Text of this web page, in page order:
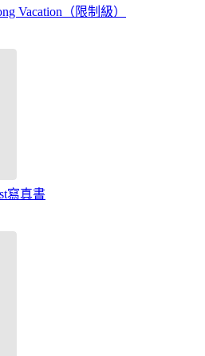
Vacation（限制級）
寫真書